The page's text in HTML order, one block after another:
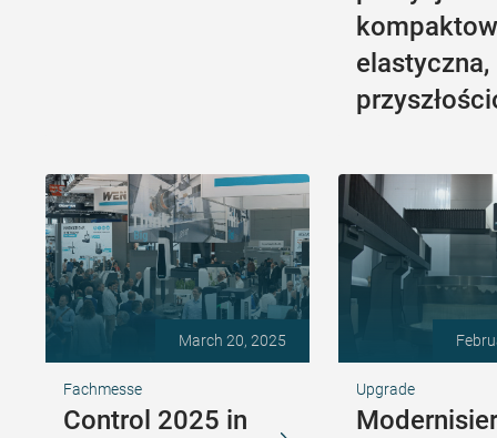
elastyczna,
March 20, 2025
Fachmesse
Control 2025 in
Upgrade